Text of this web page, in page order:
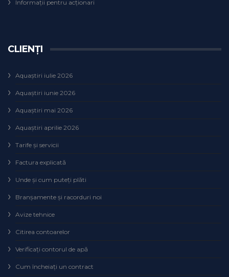
Informații pentru acționari
CLIENȚI
Aquaștiri iulie 2026
Aquaștiri iunie 2026
Aquaștiri mai 2026
Aquaștiri aprilie 2026
Tarife și servicii
Factura explicată
Unde și cum puteţi plăti
Branșamente și racorduri noi
Avize tehnice
Citirea contoarelor
Verificaţi contorul de apă
Cum încheiaţi un contract